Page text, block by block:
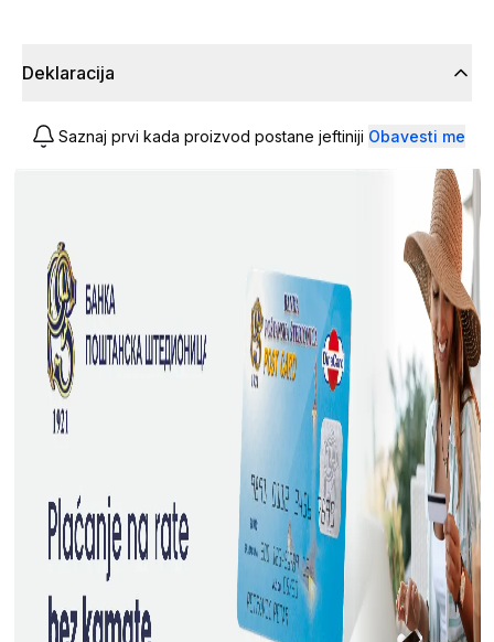
Deklaracija
Saznaj prvi kada proizvod postane jeftiniji Obavesti me